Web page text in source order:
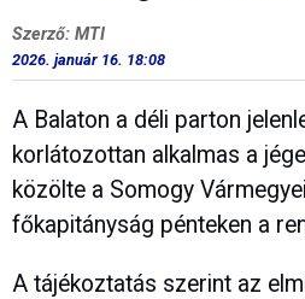
Szerző: MTI
2026. január 16. 18:08
A Balaton a déli parton
korlátozottan alkalmas a
közölte a Somogy
főkapitányság pénteken a
A tájékoztatás szerint az